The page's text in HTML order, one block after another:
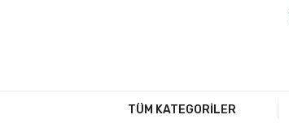
TÜM KATEGORİLER